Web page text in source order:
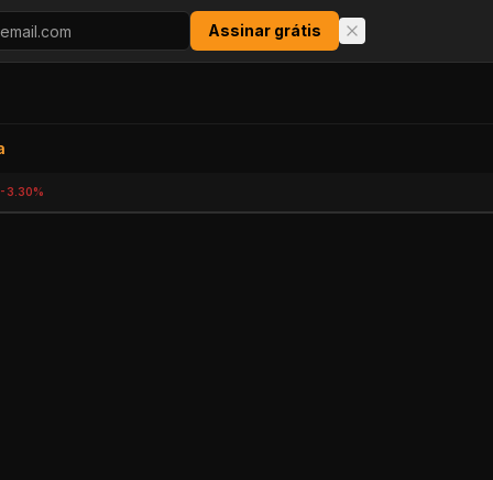
Assinar grátis
-3.30%